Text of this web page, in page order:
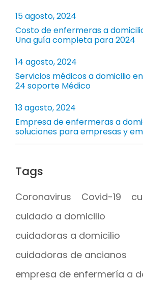
Costo de enfermeras a
Una guía completa para 2024
15 agosto, 2024
Servicios médicos a domicilio
24 soporte Médico
14 agosto, 2024
Empresa de enfermeras a
soluciones para empresas y
13 agosto, 2024
Tags
Coronavirus Covid-19
cuidado a domicilio
cuidadoras a domicilio
cuidadoras de ancianos
empresa de enfermería a